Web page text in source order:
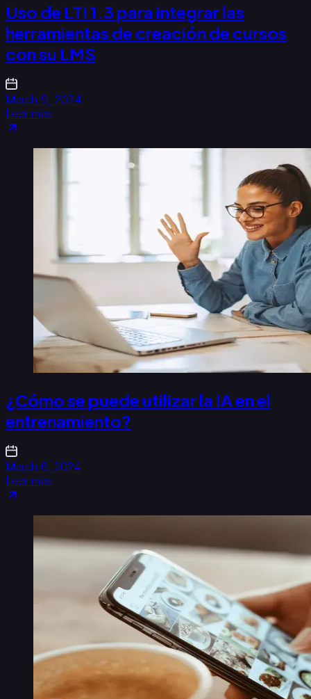
Uso de LTI 1.3 para integrar las
herramientas de creación de cursos
con su LMS
March 9, 2024
Leer más
¿Cómo se puede utilizar la IA en el
entrenamiento?
March 6, 2024
Leer más